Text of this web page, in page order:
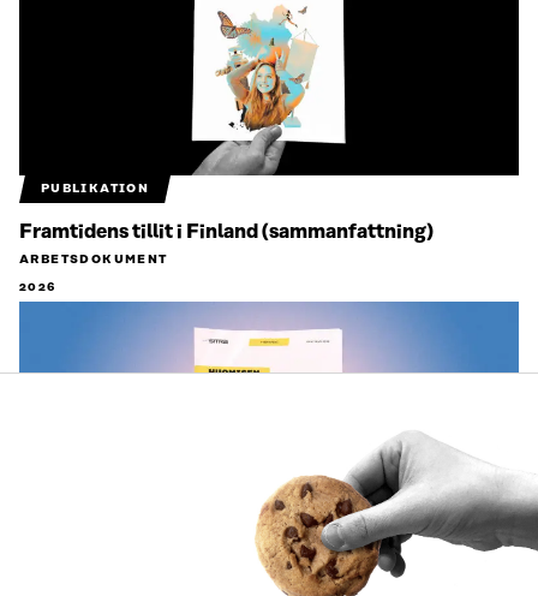
PUBLIKATION
Framtidens tillit i Finland (sammanfattning)
ARBETSDOKUMENT
2026